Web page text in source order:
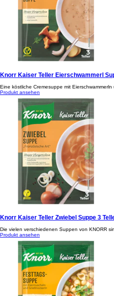
Knorr Kaiser Teller Eierschwammerl
Eine köstliche Cremesuppe mit Eierschwammerln
Produkt ansehen
Knorr Kaiser Teller Zwiebel Suppe 3
Die vielen verschiedenen Suppen von KNORR
Produkt ansehen